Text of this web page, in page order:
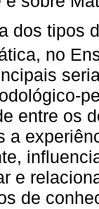
dos tipos
no
entre os
a
e
de